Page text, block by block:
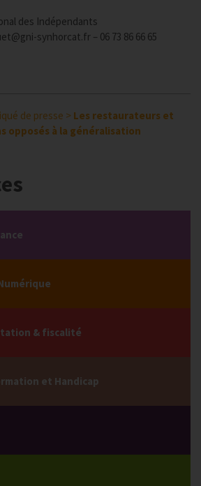
des Indépendants
synhorcat.fr – 06 73 86 66 65
de presse > Les restaurateurs et
opposés à la généralisation
& fiscalité
et Handicap